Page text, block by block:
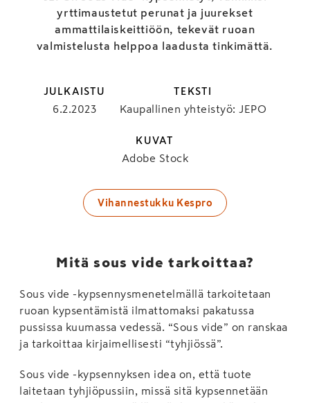
yrttimaustetut perunat ja juurekset
ammattilaiskeittiöön, tekevät ruoan
valmistelusta helppoa laadusta tinkimättä.
JULKAISTU
6.2.2023
TEKSTI
Kaupallinen yhteistyö: JEPO
KUVAT
Adobe Stock
Vihannestukku Kespro
Mitä sous vide tarkoittaa?
Sous vide -kypsennysmenetelmällä tarkoitetaan
ruoan kypsentämistä ilmattomaksi pakatussa
pussissa kuumassa vedessä. “Sous vide” on ranskaa
ja tarkoittaa kirjaimellisesti “tyhjiössä”.
Sous vide -kypsennyksen idea on, että tuote
laitetaan tyhjiöpussiin, missä sitä kypsennetään